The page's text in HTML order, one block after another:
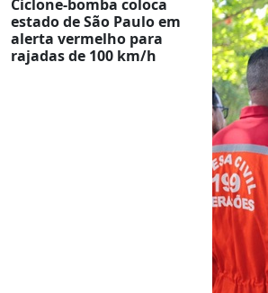
Ciclone-bomba coloca
estado de São Paulo em
alerta vermelho para
rajadas de 100 km/h